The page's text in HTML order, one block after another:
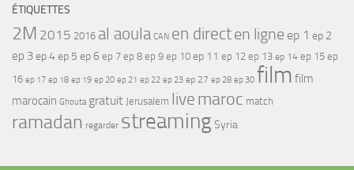
ÉTIQUETTES
2M 2015 2016 al aoula CAN en directen ligne ep 1 ep 2
ep 3ep 4ep 5 ep 6 ep 7 ep 8 ep 9 ep 10 ep 11 ep 12 ep 13 ep 14 ep 15 ep
16 ep 17 ep 18 ep 19 ep 20 ep 21 ep 22 ep 23 ep 27 ep 28 ep 30 film film
marocain Ghouta gratuit Jerusalem live maroc match
ramadan regarder streamingSyria